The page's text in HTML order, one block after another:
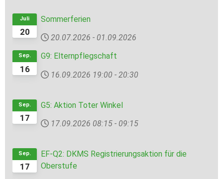
20
Juli
Sommerferien
20.07.2026 - 01.09.2026
16
Sep.
G9: Elternpflegschaft
16.09.2026 19:00 - 20:30
17
Sep.
G5: Aktion Toter Winkel
17.09.2026 08:15 - 09:15
17
Sep.
EF-Q2: DKMS Registrierungsaktion für die
Oberstufe